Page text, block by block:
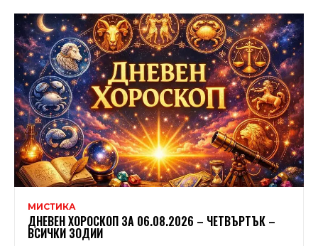
МИСТИКА
ДНЕВЕН ХОРОСКОП ЗА 06.08.2026 – ЧЕТВЪРТЪК –
ВСИЧКИ ЗОДИИ